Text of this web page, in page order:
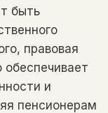
быть
правовая
и
пенсионерам